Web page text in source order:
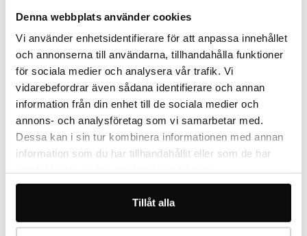
Denna webbplats använder cookies
Vi använder enhetsidentifierare för att anpassa innehållet
och annonserna till användarna, tillhandahålla funktioner
för sociala medier och analysera vår trafik. Vi
vidarebefordrar även sådana identifierare och annan
information från din enhet till de sociala medier och
annons- och analysföretag som vi samarbetar med.
Dessa kan i sin tur kombinera informationen med annan
information som du har tillhandahållit eller som de har
Tillåt alla
rivningsroboten effektiv.
Läs gärna mer om
rivningsrobotarna i vår
maskinpark som vi använder vid rivningsarbeten i
Stockholm.
Författare
Andrei Adzinets